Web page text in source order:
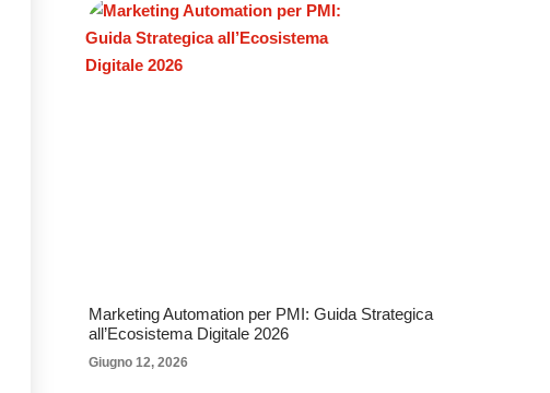
Marketing Automation per PMI: Guida Strategica
all’Ecosistema Digitale 2026
Giugno 12, 2026